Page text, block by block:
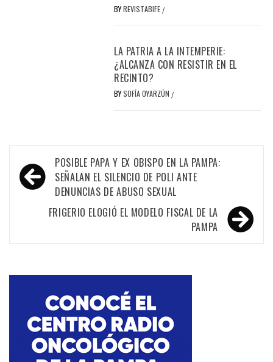
BYREVISTABIFE /
LA PATRIA A LA INTEMPERIE:
¿ALCANZA CON RESISTIR EN EL
RECINTO?
BYSOFÍA OYARZÚN /
Navegación
de
entradas
POSIBLE PAPA Y EX OBISPO EN LA PAMPA:
SEÑALAN EL SILENCIO DE POLI ANTE
DENUNCIAS DE ABUSO SEXUAL
FRIGERIO ELOGIÓ EL MODELO FISCAL DE LA
PAMPA